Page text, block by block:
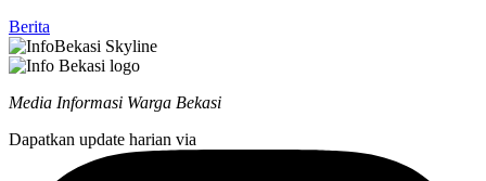
Berita
Media Informasi Warga Bekasi
Dapatkan update harian via